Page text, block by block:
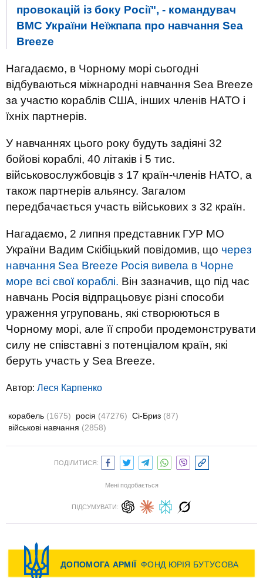
провокацій із боку Росії", - командувач
ВМС України Неїжпапа про навчання Sea
Breeze
Нагадаємо, в Чорному морі сьогодні
відбуваються міжнародні навчання Sea Breeze
за участю кораблів США, інших членів НАТО і
їхніх партнерів.
У навчаннях цього року будуть задіяні 32
бойові кораблі, 40 літаків і 5 тис.
військовослужбовців з 17 країн-членів НАТО, а
також партнерів альянсу. Загалом
передбачається участь військових з 32 країн.
Нагадаємо, 2 липня представник ГУР МО
України Вадим Скібіцький повідомив, що через
навчання Sea Breeze Росія вивела в Чорне
море всі свої кораблі. Він зазначив, що під час
навчань Росія відпрацьовує різні способи
ураження угруповань, які створюються в
Чорному морі, але її спроби продемонструвати
силу не співставні з потенціалом країн, які
беруть участь у Sea Breeze.
Автор: Леся Карпенко
корабель (1675) росія (47276) Сі-Бриз (87)
військові навчання (2858)
ПОДІЛИТИСЯ:
Мені подобається
ПІДСУМУВАТИ: